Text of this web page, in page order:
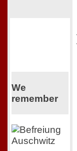
We
remember